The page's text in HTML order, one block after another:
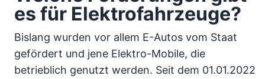
es für Elektrofahrzeuge?
Bislang wurden vor allem E-Autos vom Staat
gefördert und jene Elektro-Mobile, die
betrieblich genutzt werden. Seit dem 01.01.2022